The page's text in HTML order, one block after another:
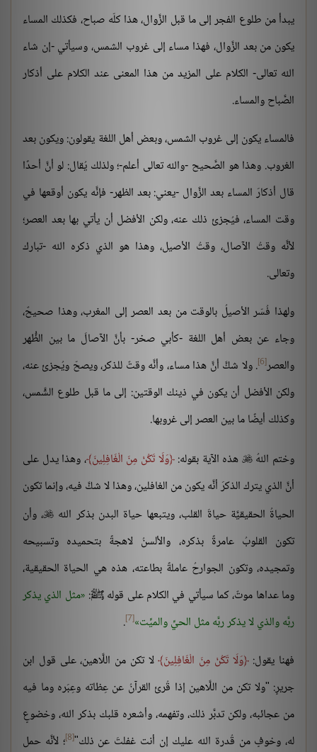
يبدأ من طلوع الفجر إلى ما قبل الزَّوال، هذا كلّه صباح، فكذلك المساء
يكون من بعد الزَّوال، فهذا مساء إلى غروب الشمس، وسيأتي -إن شاء
الله تعالى- الكلام على المزيد من هذا المعنى عند الكلام على أذكار
الصَّباح والمساء.
فالمساء يكون إلى غروب الشمس، وبعض أهل اللغة يقولون: ويكون بعد
الغروب. وهذا هو الصَّحيح -والله تعالى أعلم-؛ ولذلك يُقال: لو أنَّ أحدًا
قال أذكارَ المساء بعد الزَّوال -يعني: بعد الظهر- فإنَّه يكون أوقعها في
وقت المساء، فيُجزئ ذلك عنه، ولكن الأفضل أن يأتي بها بعد العصر؛
لأنَّه وقتُ الآصال، وقتُ الأصيل، وهذا هو الذي ذكره الله -تبارك
وتعالى.
ولهذا فُسّر الأصيلُ بالوقت من بعد العصر إلى المغرب، وهذا صحيحٌ،
وجاء عن بعض أهل اللغة -كأبي صخر- بأنَّ الآصالَ ما بين الظُّهر
والعصر[6] . ولا شكَّ أنَّ هذا مساء، وأنَّه وقتٌ للذكر، ويصحّ ويُجزئ عنه،
ولكن الأفضل أن يكون في ذينك الوقتين: إلى ما قبل طلوع الشَّمس،
وكذلك أيضًا ما بين العصر إلى غروبها.
وختم اللهُ هذه الآية بقوله: وَلَا تَكُنْ مِنَ الْغَافِلِينَ ، وهذا يدل على
أنَّ الذي يترك الذكرَ أنَّه يكون من الغافلين، وهذا لا شكَّ فيه، وإنما تكون
الحياةُ الحقيقيَّة حياةَ القلب، ويتبعها حياة البدن بذكر الله ، وأن
تكون القلوبُ عامرةً بذكره، والألسنُ لاهجةً بتحميده وتسبيحه
وتمجيده، وتكون الجوارحُ عاملةً بطاعته، هذه هي الحياة الحقيقية،
وما عداها موتٌ، كما سيأتي في الكلام على قوله ﷺ: مثل الذي يذكر
ربَّه والذي لا يذكر ربَّه مثل الحيِّ والميِّت [7]
.
فهنا يقول: وَلَا تَكُنْ مِنَ الْغَافِلِينَ لا تكن من اللَّاهين، على قول ابن
جريرٍ: "ولا تكن من اللَّاهين إذا قُرئ القرآنُ عن عِظاته وعِبَره وما فيه
من عجائبه، ولكن تدبَّر ذلك، وتفهمه، وأشعره قلبك بذكر الله، وخضوعٍ
له، وخوفٍ من قُدرة الله عليك إن أنت غفلتَ عن ذلك"[8] ؛ لأنَّه حمل